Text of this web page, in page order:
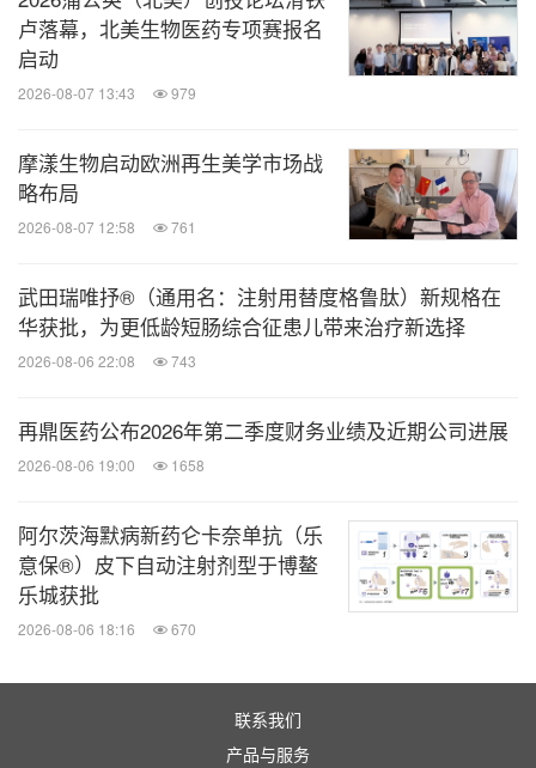
卢落幕，北美生物医药专项赛报名
启动
2026-08-07 13:43 979
摩漾生物启动欧洲再生美学市场战
略布局
2026-08-07 12:58 761
武田瑞唯抒®（通用名：注射用替度格鲁肽）新规格在
华获批，为更低龄短肠综合征患儿带来治疗新选择
2026-08-06 22:08 743
再鼎医药公布2026年第二季度财务业绩及近期公司进展
2026-08-06 19:00 1658
阿尔茨海默病新药仑卡奈单抗（乐
意保®）皮下自动注射剂型于博鳌
乐城获批
2026-08-06 18:16 670
联系我们
产品与服务